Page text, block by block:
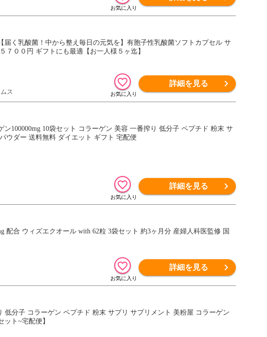
く乳酸菌！中から整え毎日の元気を】有胞子性乳酸菌ソフトカプセル サ
７００円 ギフトにも最適【お一人様５ヶ迄】
ス
詳細を見る
ン100000mg 10袋セット コラーゲン 美容 一番搾り 低分子 ペプチド 粉末 サ
ウダー 送料無料 ダイエット ギフト 宅配便
詳細を見る
配合 ウィズエクオール with 62粒 3袋セット 約3ヶ月分 産婦人科医監修 国
詳細を見る
低分子 コラーゲン ペプチド 粉末 サプリ サプリメント 美粉屋 コラーゲン
ト~宅配便】